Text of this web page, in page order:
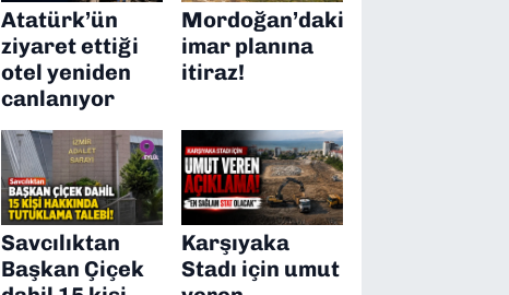
Atatürk’ün
ziyaret ettiği
otel yeniden
canlanıyor
Mordoğan’daki
imar planına
itiraz!
Savcılıktan
Başkan Çiçek
Karşıyaka
Stadı için umut